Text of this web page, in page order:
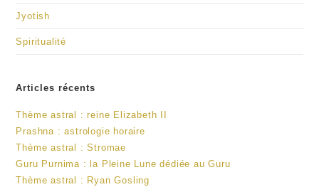
Jyotish
Spiritualité
Articles récents
Thème astral : reine Elizabeth II
Prashna : astrologie horaire
Thème astral : Stromae
Guru Purnima : la Pleine Lune dédiée au Guru
Thème astral : Ryan Gosling